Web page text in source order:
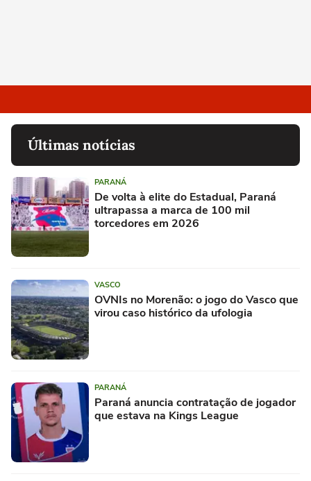
Últimas notícias
PARANÁ
De volta à elite do Estadual, Paraná
ultrapassa a marca de 100 mil
torcedores em 2026
VASCO
OVNIs no Morenão: o jogo do Vasco que
virou caso histórico da ufologia
PARANÁ
Paraná anuncia contratação de jogador
que estava na Kings League